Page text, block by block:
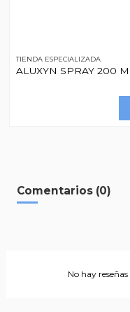
TIENDA ESPECIALIZADA
ALUXYN SPRAY 200
Comentarios (0)
No hay